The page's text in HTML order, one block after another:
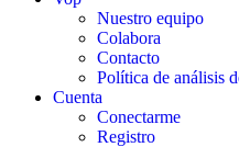
Nuestro equipo
Colabora
Contacto
Política de análisis
Cuenta
Conectarme
Registro